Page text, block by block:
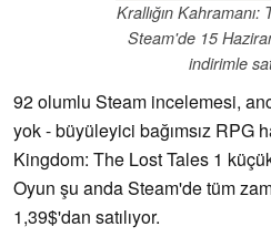
Krallığın Kahramanı:
Steam'de 15
indirimle
92 olumlu Steam incelemesi,
yok - büyüleyici bağımsız RPG
Kingdom: The Lost Tales 1
Oyun şu anda Steam'de tüm
1,39$'dan satılıyor.